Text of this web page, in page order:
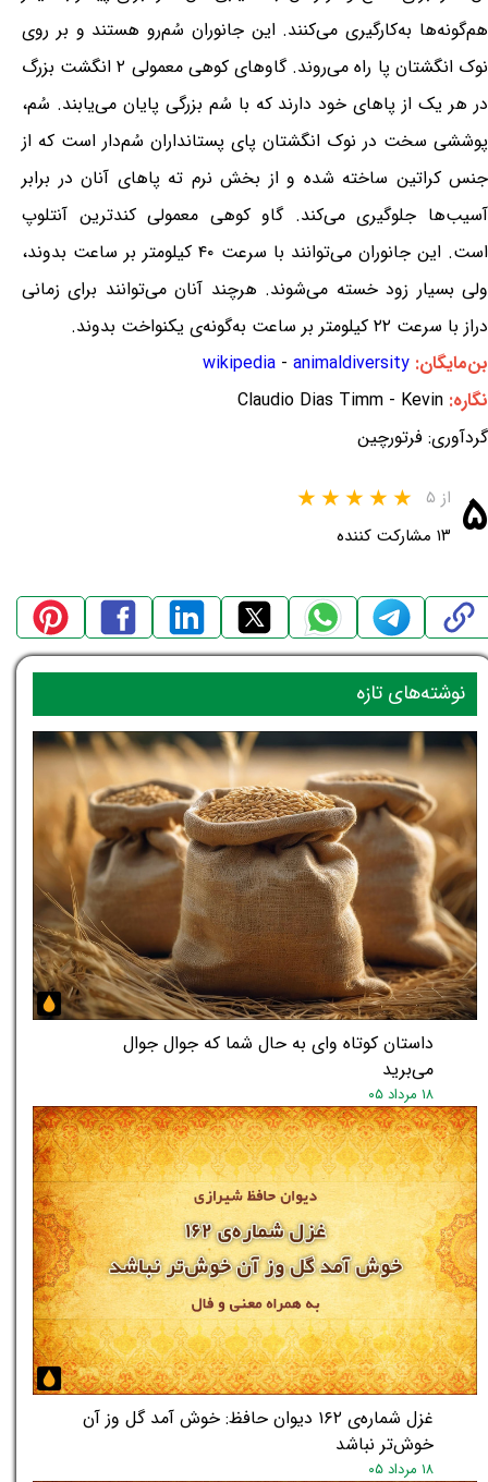
هم‌گونه‌ها به‌کارگیری می‌کنند. این جانوران سُم‌رو هستند و بر روی
نوک انگشتان پا راه می‌روند. گاوهای کوهی معمولی ۲ انگشت بزرگ
در هر یک از پاهای خود دارند که با سُم بزرگی پایان می‌یابند. سُم،
پوششی سخت در نوک انگشتان پای پستانداران سُم‌دار است که از
جنس کراتین ساخته شده و از بخش نرم ته پاهای آنان در برابر
آسیب‌ها جلوگیری می‌کند. گاو کوهی معمولی کندترین آنتلوپ
است. این جانوران می‌توانند با سرعت ۴۰ کیلومتر بر ساعت بدوند،
ولی بسیار زود خسته می‌شوند. هرچند آنان می‌توانند برای زمانی
دراز با سرعت ۲۲ کیلومتر بر ساعت به‌گونه‌ی یکنواخت بدوند.
بن‌مایگان:
wikipedia - animaldiversity
نگاره: Claudio Dias Timm - Kevin
گردآوری: فرتورچین
۵ از ۵
۱۳ مشارکت کننده
داستان کوتاه وای به حال شما که جوال جوال
می‌برید
۱۸ مرداد ۰۵
غزل شماره‌ی ۱۶۲ دیوان حافظ: خوش آمد گل وز آن
خوش‌تر نباشد
۱۸ مرداد ۰۵
نوشته‌های تازه